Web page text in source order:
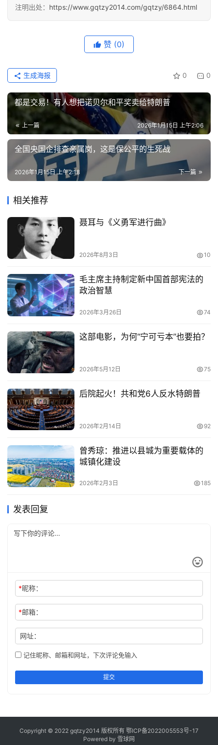
注明出处： https://www.gqtzy2014.com/gqtzy/6864.html
赞 (0)
0 0
生成海报
都是交易！有人想把诺贝尔和平奖卖给特朗普
上一篇 2026年1月15日 上午2:06
全国央国企排查亲属岗，这是保公平的生死战
下一篇
2026年1月15日 上午2:18
相关推荐
聂耳与《义勇军进行曲》
2026年8月3日 10
毛主席主持制定新中国首部宪法的
政治智慧
2026年3月26日 74
这部电影，为何“宁可亏本”也要拍？
2026年5月12日 75
后院起火！共和党6人反水特朗普
2026年2月14日 92
曾秀琼：推进以县城为重要载体的
城镇化建设
2026年2月3日 185
发表回复
*昵称：
*邮箱：
网址：
记住昵称、邮箱和网址，下次评论免输入
提交
Copyright © 2022 gqtzy2014 版权所有 鄂ICP备2022005553号-17
Powered by 雪球网